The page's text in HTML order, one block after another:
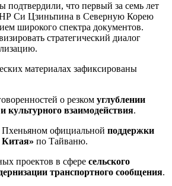
что первый за семь лет
Си Цзиньпина в Северную Корею
широкого спектра документов.
стратегический диалог
материалах зафиксированы
о резком углублении
культурного взаимодействия.
официальной поддержки
Китая» по Тайваню.
проектов в сфере сельского
транспортного сообщения.